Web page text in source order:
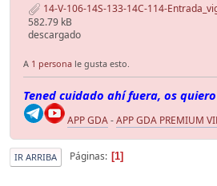
14-V-106-14S-133-14C-114-
582.79 kB
descargado
A 1 persona le gusta esto.
Tened cuidado ahí fuera, os
APP GDA-APP GDA PREMIUM
IR ARRIBA Páginas 1